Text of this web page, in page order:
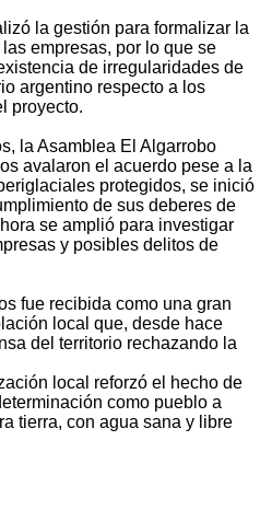
la gestión para formalizar la
empresas, por lo que se
de irregularidades de
argentino respecto a los
proyecto.
la Asamblea El Algarrobo
avalaron el acuerdo pese a la
protegidos, se inició
de sus deberes de
se amplió para investigar
y posibles delitos de
fue recibida como una gran
local que, desde hace
del territorio rechazando la
local reforzó el hecho de
como pueblo a
tierra, con agua sana y libre